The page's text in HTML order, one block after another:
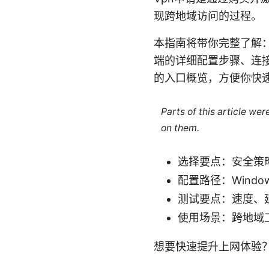
现跨地域访问的过程。
本指南将带你完整了解
端的详细配置步骤、连
的入口概览，方便你快
Parts of this article
on them.
选择要点：安全
配置路径：
测试要点：速度、
使用场景：跨地域
想要快速提升上网体验